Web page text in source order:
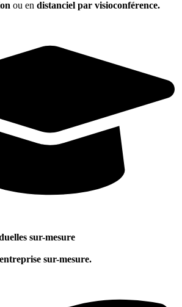
ou en distanciel par visioconférence.
sur-mesure
sur-mesure.